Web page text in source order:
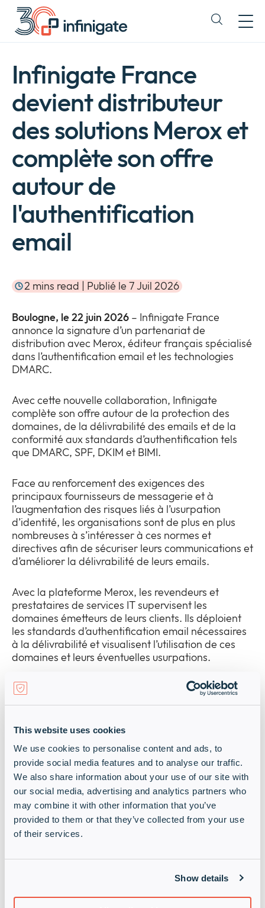
This website uses cookies
We use cookies to personalise content and ads, to
provide social media features and to analyse our traffic.
We also share information about your use of our site with
our social media, advertising and analytics partners who
may combine it with other information that you’ve
provided to them or that they’ve collected from your use
of their services.
Show details
Passer
contenu
Expand
Entreprise
menu
a
Vie privée
or
Infinigate France
devient distributeur
des solutions Merox et
complète son offre
autour de
l'authentification
email
2 mins read | Publié le 7 Juil 2026
Boulogne, le 22 juin 2026 – Infinigate France
annonce la signature d’un partenariat de
distribution avec Merox, éditeur français spécialisé
dans l’authentification email et les technologies
DMARC.
Avec cette nouvelle collaboration, Infinigate
complète son offre autour de la protection des
domaines, de la délivrabilité des emails et de la
conformité aux standards d’authentification tels
que DMARC, SPF, DKIM et BIMI.
Face au renforcement des exigences des
principaux fournisseurs de messagerie et à
l’augmentation des risques liés à l’usurpation
d’identité, les organisations sont de plus en plus
nombreuses à s’intéresser à ces normes et
directives afin de sécuriser leurs communications et
d’améliorer la délivrabilité de leurs emails.
Avec la plateforme Merox, les revendeurs et
prestataires de services IT supervisent les
domaines émetteurs de leurs clients. Ils déploient
les standards d’authentification email nécessaires
à la délivrabilité et visualisent l’utilisation de ces
domaines et leurs éventuelles usurpations.
« Nous sommes heureux d’accueillir Merox dans
email, de la protection des domaines et de la
une expertise reconnue sur ces sujets », déclare
Jérome Granger, Alliance Director chez Infinigate
France.
Éditeur français spécialisé DMARC, Merox apporte
également une approche souveraine qui s’inscrit
dans les attentes de nombreuses organisations
Les partenaires d’Infinigate auront accès à